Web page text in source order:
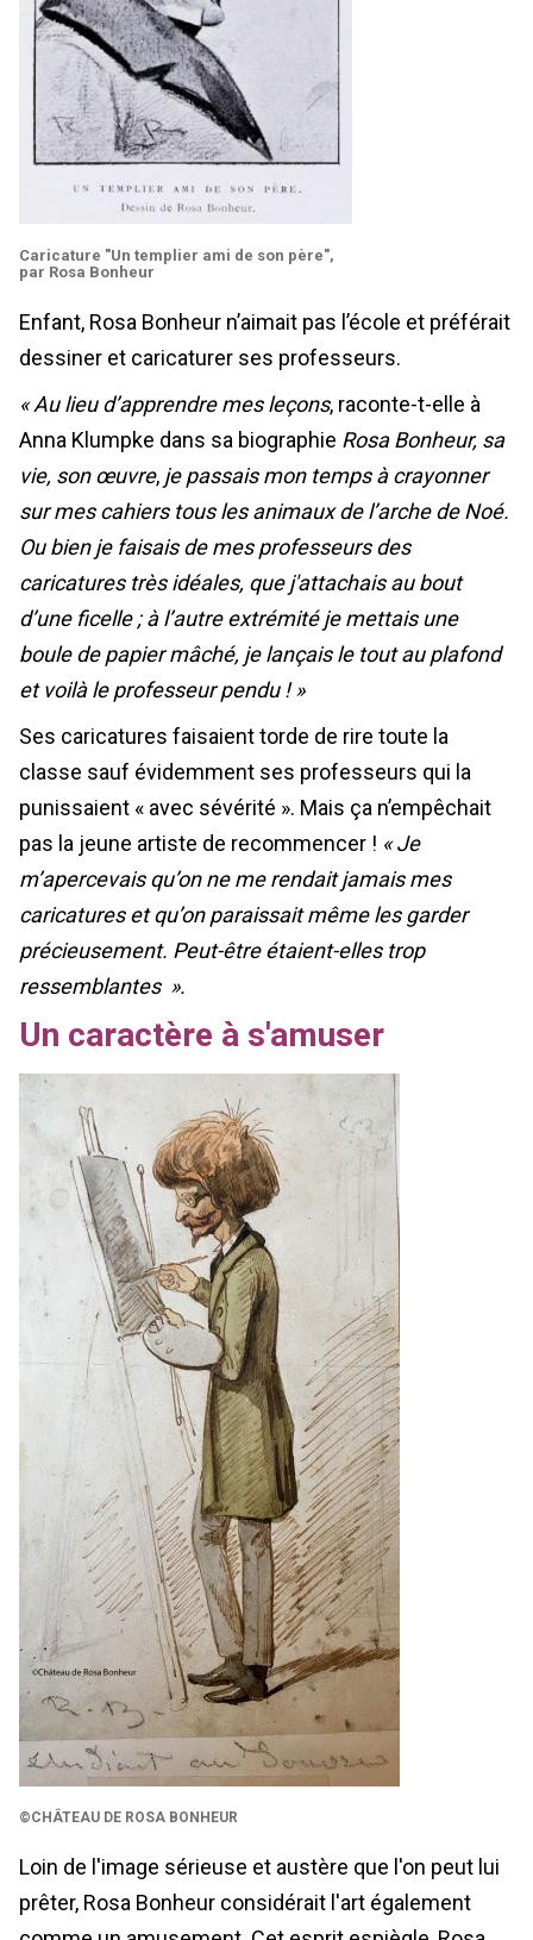
Caricature "Un templier ami de son père",
par Rosa Bonheur
Enfant, Rosa Bonheur n’aimait pas l’école et préférait
dessiner et caricaturer ses professeurs.
« Au lieu d’apprendre mes leçons, raconte-t-elle à
Anna Klumpke dans sa biographie Rosa Bonheur, sa
vie, son œuvre, je passais mon temps à crayonner
sur mes cahiers tous les animaux de l’arche de Noé.
Ou bien je faisais de mes professeurs des
caricatures très idéales, que j'attachais au bout
d’une ficelle ; à l’autre extrémité je mettais une
boule de papier mâché, je lançais le tout au plafond
et voilà le professeur pendu ! »
Ses caricatures faisaient torde de rire toute la
classe sauf évidemment ses professeurs qui la
punissaient « avec sévérité ». Mais ça n’empêchait
pas la jeune artiste de recommencer ! « Je
m’apercevais qu’on ne me rendait jamais mes
caricatures et qu’on paraissait même les garder
précieusement. Peut-être étaient-elles trop
ressemblantes ».
Un caractère à s'amuser
©CHÂTEAU DE ROSA BONHEUR
Loin de l'image sérieuse et austère que l'on peut lui
prêter, Rosa Bonheur considérait l'art également